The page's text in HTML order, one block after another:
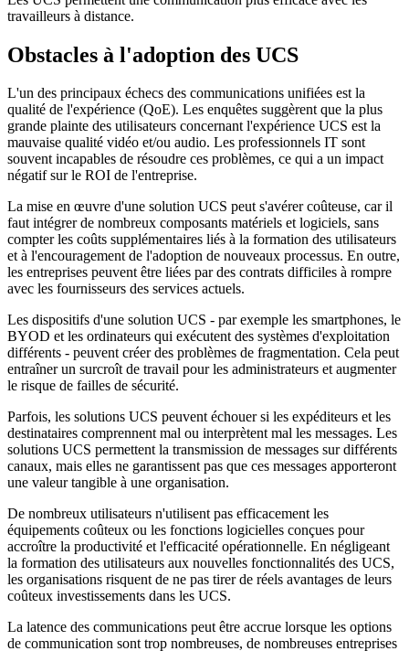
travailleurs à distance.
Obstacles à l'adoption des UCS
L'un des principaux échecs des communications unifiées est la
qualité de l'expérience (QoE). Les enquêtes suggèrent que la plus
grande plainte des utilisateurs concernant l'expérience UCS est la
mauvaise qualité vidéo et/ou audio. Les professionnels IT sont
souvent incapables de résoudre ces problèmes, ce qui a un impact
négatif sur le ROI de l'entreprise.
La mise en œuvre d'une solution UCS peut s'avérer coûteuse, car il
faut intégrer de nombreux composants matériels et logiciels, sans
compter les coûts supplémentaires liés à la formation des utilisateurs
et à l'encouragement de l'adoption de nouveaux processus. En outre,
les entreprises peuvent être liées par des contrats difficiles à rompre
avec les fournisseurs des services actuels.
Les dispositifs d'une solution UCS - par exemple les smartphones, le
BYOD et les ordinateurs qui exécutent des systèmes d'exploitation
différents - peuvent créer des problèmes de fragmentation. Cela peut
entraîner un surcroît de travail pour les administrateurs et augmenter
le risque de failles de sécurité.
Parfois, les solutions UCS peuvent échouer si les expéditeurs et les
destinataires comprennent mal ou interprètent mal les messages. Les
solutions UCS permettent la transmission de messages sur différents
canaux, mais elles ne garantissent pas que ces messages apporteront
une valeur tangible à une organisation.
De nombreux utilisateurs n'utilisent pas efficacement les
équipements coûteux ou les fonctions logicielles conçues pour
accroître la productivité et l'efficacité opérationnelle. En négligeant
la formation des utilisateurs aux nouvelles fonctionnalités des UCS,
les organisations risquent de ne pas tirer de réels avantages de leurs
coûteux investissements dans les UCS.
La latence des communications peut être accrue lorsque les options
de communication sont trop nombreuses, de nombreuses entreprises